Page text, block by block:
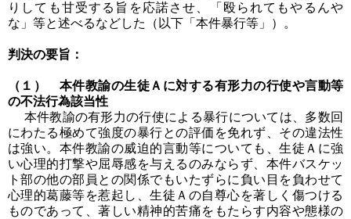
りしても甘受する旨を応諾させ、「殴られてもやるんや
な」等と述べるなどした（以下「本件暴行等」）。
判決の要旨：
（１） 本件教諭の生徒Ａに対する有形力の行使や言動等
の不法行為該当性
本件教諭の有形力の行使による暴行については、多数回
にわたる極めて強度の暴行との評価を免れず、その違法性
は強い。本件教諭の威迫的言動等についても、生徒Ａに強
い心理的打撃や屈辱感を与えるのみならず、本件バスケッ
ト部の他の部員との関係でもいたずらに負い目を負わせて
心理的葛藤等を惹起し、生徒Ａの自尊心を著しく傷つける
ものであって、著しい精神的苦痛をもたらす内容や態様の